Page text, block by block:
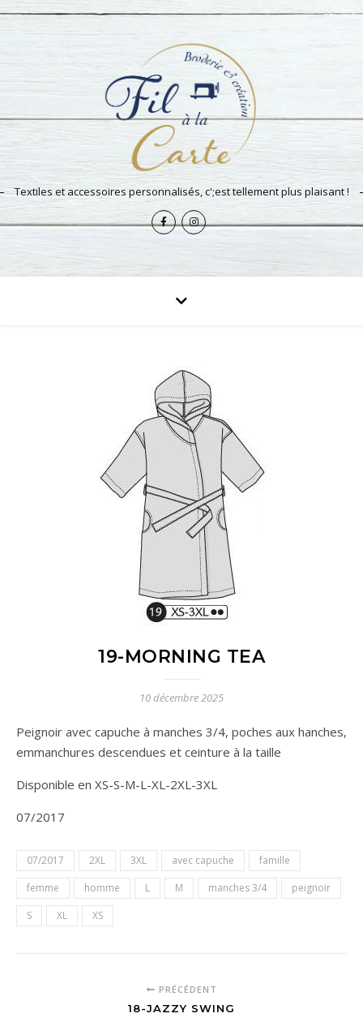
Textiles et accessoires personnalisés, c';est tellement plus plaisant !
19-MORNING TEA
10 décembre 2025
Peignoir avec capuche à manches 3/4, poches aux hanches,
emmanchures descendues et ceinture à la taille
Disponible en XS-S-M-L-XL-2XL-3XL
07/2017
07/2017 2XL 3XL avec capuche
famille
femme
homme L M manches 3/4
peignoir
S
XL XS
PRÉCÉDENT
18-JAZZY SWING